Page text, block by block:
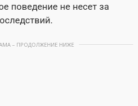
поведение не несет за
– ПРОДОЛЖЕНИЕ НИЖЕ